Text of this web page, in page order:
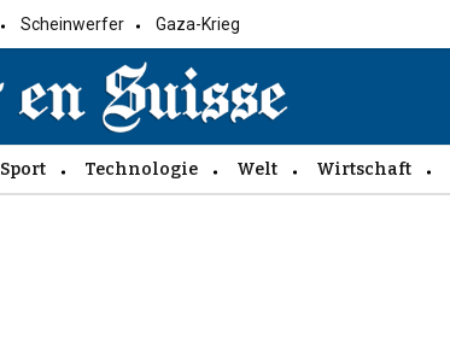
Scheinwerfer Gaza-Krieg
Sport Technologie Welt Wirtschaft